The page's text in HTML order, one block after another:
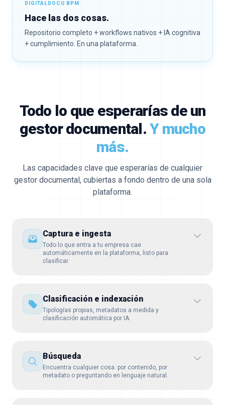
DIGITALDOCU BPM
Hace las dos cosas.
Repositorio completo + workflows nativos + IA cognitiva
+ cumplimiento. En una plataforma.
Todo lo que esperarías de un
gestor documental. Y mucho
más.
Las capacidades clave que esperarías de cualquier
gestor documental, cubiertas a fondo dentro de una sola
plataforma.
Captura e ingesta
Todo lo que entra a tu empresa cae
automáticamente en la plataforma, listo para
clasificar.
Clasificación e indexación
Tipologías propias, metadatos a medida y
clasificación automática por IA.
Búsqueda
Encuentra cualquier cosa: por contenido, por
metadato o preguntando en lenguaje natural.